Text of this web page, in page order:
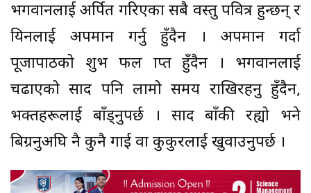
भगवानलाई अर्पित गरिएका सबै वस्तु पवित्र हुन्छन् र
यिनलाई अपमान गर्नु हुँदैन । अपमान गर्दा
पूजापाठको शुभ फल प्राप्त हुँदैन । भगवानलाई
चढाएको प्रसाद पनि लामो समय राखिरहनु हुँदैन,
भक्तहरूलाई बाँड्नुपर्छ । प्रसाद बाँकी रह्यो भने
बिग्रनुअघि नै कुनै गाई वा कुकुरलाई खुवाउनुपर्छ ।